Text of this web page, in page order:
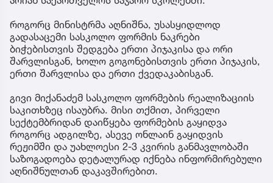
როგორც მინისტრმა აღნიშნა, უსასყიდლოდ
გადასაცემი სასკოლო ფორმის ნაკრები
ბიჭებისთვის შედგება ერთი პიჯაკისა და ორი
შარვლისგან, ხოლო გოგონებისთვის ერთი პიჯაკის,
ერთი შარვლისა და ერთი ქვედაკაბისგან.
გივი მიქანაძემ სასკოლო ფორმების რეალიზაციის
საკითხზეც ისაუბრა. მისი თქმით, პირველი
სექტემბრიდან დაიწყება ფორმების გაყიდვა
როგორც ადგილზე, ასევე ონლაინ გაყიდვის
რეჟიმში და უახლოესი 2-3 კვირის განმავლობაში
საზოგადოება დეტალურად იქნება ინფორმირებული
აღნიშნულთან დაკავშირებით.